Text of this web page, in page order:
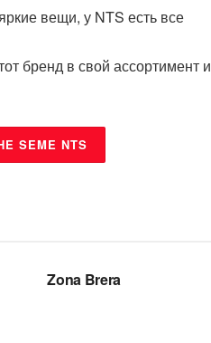
вещи, у NTS есть все
бренд в свой ассортимент и
SEME NTS
Zona Brera